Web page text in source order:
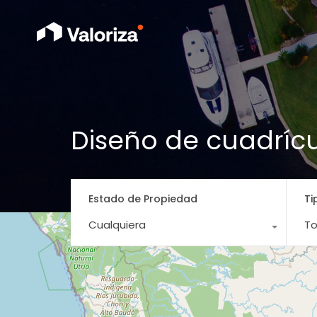
Diseño de
Estado de Propiedad
Cualquiera